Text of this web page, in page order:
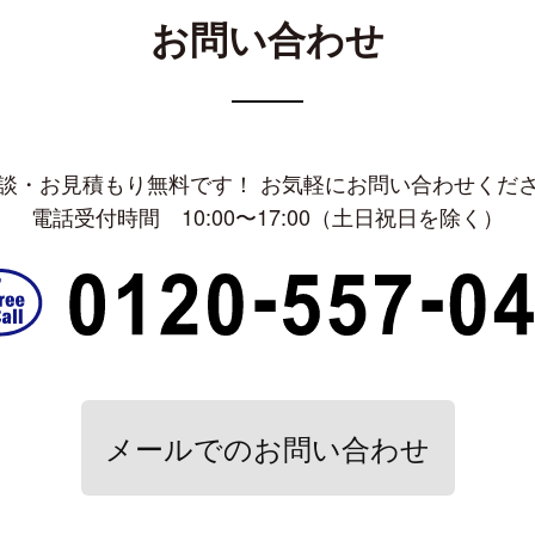
お問い合わせ
・お見積もり無料です！ お気軽にお問い合わせくだ
電話受付時間 10:00〜17:00（土日祝日を除く）
メールでのお問い合わせ